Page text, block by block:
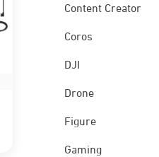
Content Creator
Coros
DJI
Drone
Figure
Gaming